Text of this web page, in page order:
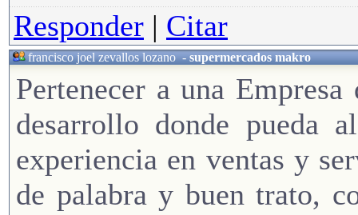
Responder | Citar
francisco joel zevallos lozano-supermercados makro
Pertenecer a una
desarrollo donde pueda
experiencia en ventas y
de palabra y buen trato,